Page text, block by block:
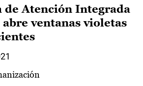
de Atención Integrada
ventanas violetas